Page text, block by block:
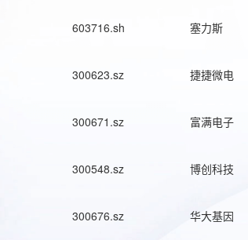
603716.sh 塞力斯
300623.sz 捷捷微电
300671.sz 富满电子
300548.sz 博创科技
300676.sz 华大基因